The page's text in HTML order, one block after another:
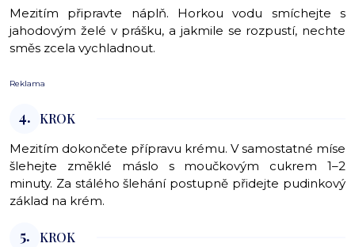
Mezitím připravte náplň. Horkou vodu smíchejte s
jahodovým želé v prášku, a jakmile se rozpustí, nechte
směs zcela vychladnout.
Reklama
4. KROK
Mezitím dokončete přípravu krému. V samostatné míse
šlehejte změklé máslo s moučkovým cukrem 1–2
minuty. Za stálého šlehání postupně přidejte pudinkový
základ na krém.
5. KROK